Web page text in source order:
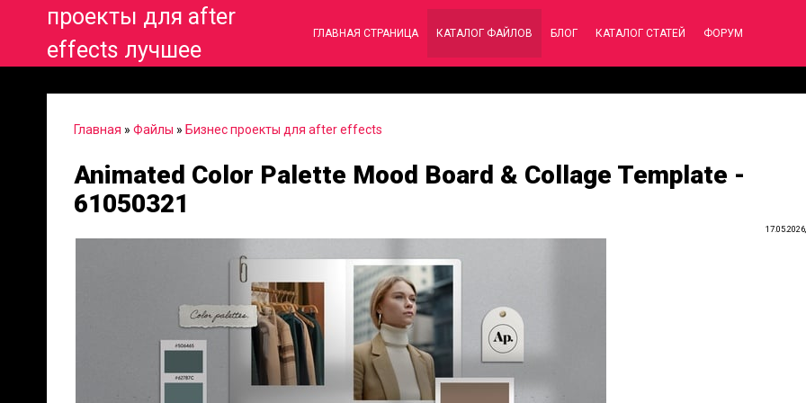
проекты для after
effects лучшее
ГЛАВНАЯ СТРАНИЦА КАТАЛОГ ФАЙЛОВ БЛОГ КАТАЛОГ СТАТЕЙ ФОРУМ
Главная » Файлы » Бизнес проекты для after effects
Animated Color Palette Mood Board & Collage Template -
61050321